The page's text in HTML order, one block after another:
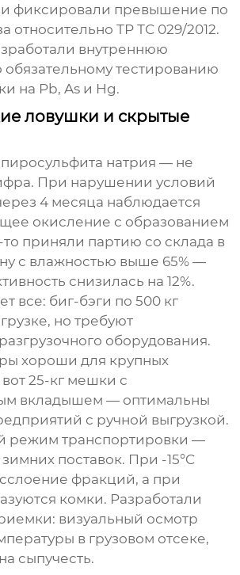
фиксировали превышение по
относительно ТР ТС 029/2012.
внутреннюю
тестированию
на Pb, As и Hg.
ловушки и скрытые
натрия — не
При нарушении условий
4 месяца наблюдается
окисление с образованием
то приняли партию со склада в
с влажностью выше 65% —
снизилась на 12%.
все: биг-бэги по 500 кг
но требуют
оборудования.
хороши для крупных
25-кг мешки с
вкладышем — оптимальны
с ручной выгрузкой.
режим транспортировки —
поставок. При -15°C
фракций, а при
комки. Разработали
визуальный осмотр
в грузовом отсеке,
сыпучесть.